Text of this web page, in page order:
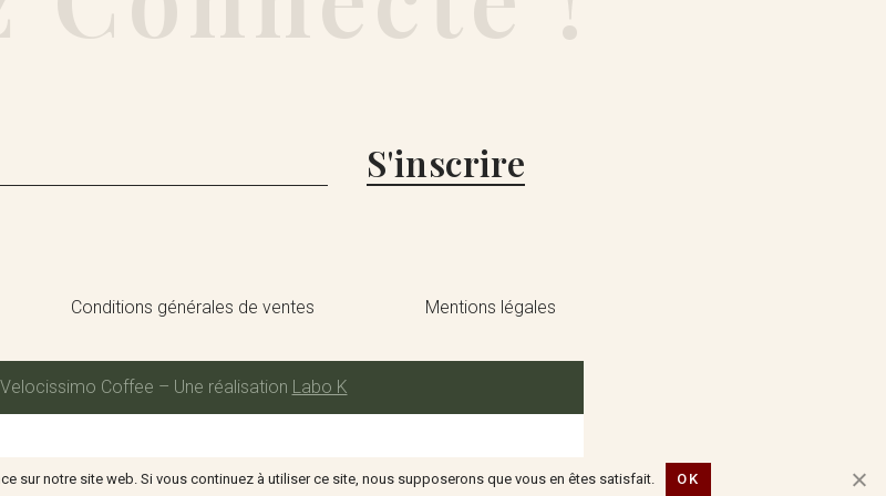
S'inscrire
Conditions générales de ventes Mentions légales
Coffee – Une réalisation Labo K
sur notre site web. Si vous continuez à utiliser ce site, nous supposerons que vous en êtes satisfait. OK